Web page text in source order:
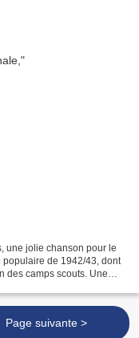
une jolie chanson pour le
de 1942/43, dont
des camps scouts. Une
Page suivante >